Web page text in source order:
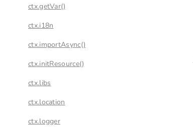
ctx.getVar()
ctx.i18n
ctx.importAsync()
ctx.initResource()
ctx.libs
ctx.location
ctx.logger